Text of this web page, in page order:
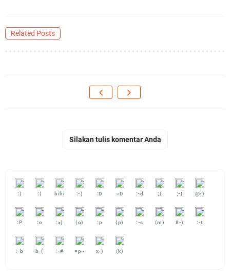
Related Posts
Silakan tulis komentar Anda
:) :( hihi :-) :D =D :-d ;( ;-( @-)
:P :o :>) (o) :p (p) :-s (m) 8-) :-t
:-b b-( :-# =p~ x-) (k)